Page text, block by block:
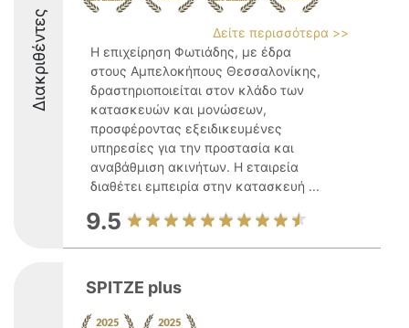
Διακριθέντες
Δείτε περισσότερα >>
Η επιχείρηση Φωτιάδης, με έδρα
στους Αμπελοκήπους Θεσσαλονίκης,
δραστηριοποιείται στον κλάδο των
κατασκευών και μονώσεων,
προσφέροντας εξειδικευμένες
υπηρεσίες για την προστασία και
αναβάθμιση ακινήτων. Η εταιρεία
διαθέτει εμπειρία στην κατασκευή ...
9.5
SPITZE plus